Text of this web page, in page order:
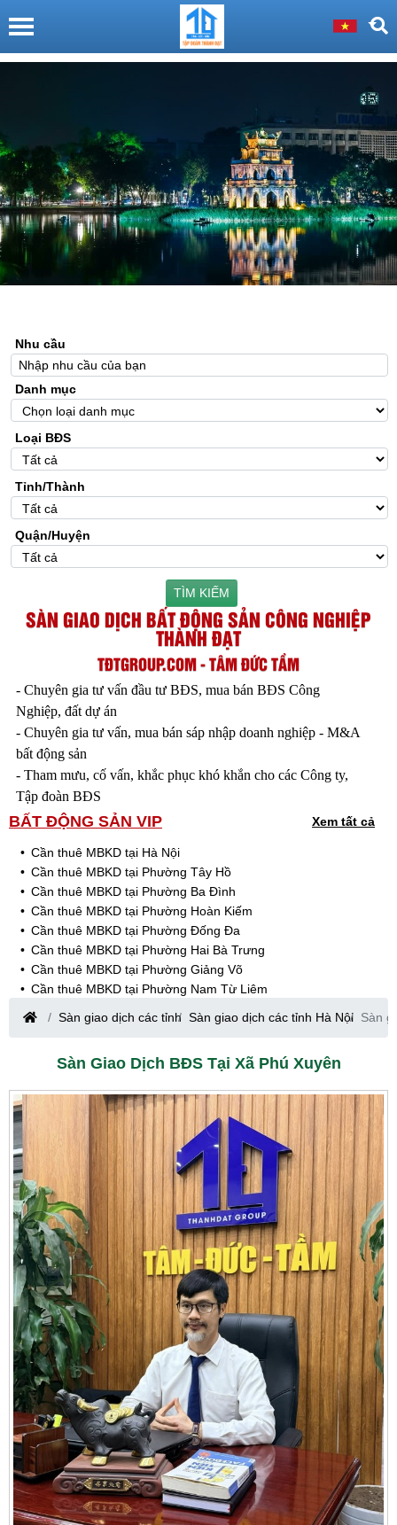
Nhu cầu
Danh mục
Loại BĐS
Tỉnh/Thành
Quận/Huyện
TÌM KIẾM
SÀN GIAO DỊCH BẤT ĐỘNG SẢN CÔNG NGHIỆP
THÀNH ĐẠT
TĐTGROUP.COM - TÂM ĐỨC TẦM
- Chuyên gia tư vấn đầu tư BĐS, mua bán BĐS Công
Nghiệp, đất dự án
- Chuyên gia tư vấn, mua bán sáp nhập doanh nghiệp - M&A
bất động sản
- Tham mưu, cố vấn, khắc phục khó khắn cho các Công ty,
Tập đoàn BĐS
BẤT ĐỘNG SẢN VIP Xem tất cả
Cần thuê MBKD tại Hà Nội
Cần thuê MBKD tại Phường Tây Hồ
Cần thuê MBKD tại Phường Ba Đình
Cần thuê MBKD tại Phường Hoàn Kiếm
Cần thuê MBKD tại Phường Đống Đa
Cần thuê MBKD tại Phường Hai Bà Trưng
Cần thuê MBKD tại Phường Giảng Võ
Cần thuê MBKD tại Phường Nam Từ Liêm
Cần thuê MBKD tại Phường Cầu Giấy
Cần thuê MBKD tại Phường Thanh Xuân
Cần thuê MBKD tại Phường Hà Đông
Cần thuê MBKD tại Phường Hoàng Mai
Cần thuê MBKD tại Phường Ô Chợ Dừa
Cần thuê MBKD tại Phường Yên Hòa
Cần thuê MBKD tại Phường Nghĩa Độ
Cần thuê MBKD tại Phường Phương Liệt
Cần thuê MBKD tại Phường Khương Đình
Cần thuê MBKD tại Phường Yên Sở
Cần thuê MBKD tại Phường Hoàng Liệt
Cần thuê MBKD tại Phường Định Công
Cần thuê MBKD tại Phường Tương Mai
Cần thuê MBKD tại Phường Vĩnh Hưng
Cần thuê MBKD tại Phường Lĩnh Nam
Cần thuê MBKD tại Phường Hồng Hà
Cần thuê MBKD tại Phường Láng
Cần thuê MBKD tại Phường Văn Miếu
Cần thuê MBKD tại Phường Kim Liên
Cần thuê MBKD tại Phường Bạch Mai
Cần thuê MBKD tại Phường Vĩnh Tuy
Sàn giao dịch các tỉnh Sàn giao dịch các tỉnh Hà Nội Sàn
Sàn Giao Dịch BĐS Tại Xã Phú Xuyên